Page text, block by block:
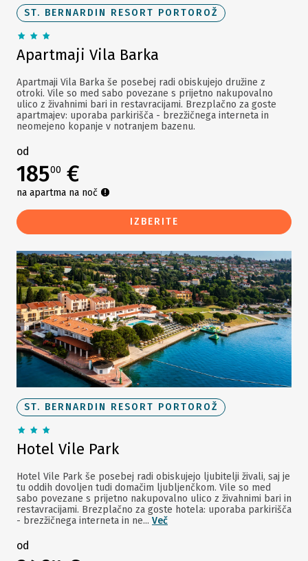
ST. BERNARDIN RESORT PORTOROŽ
Apartmaji Vila Barka
Apartmaji Vila Barka še posebej radi obiskujejo družine z
otroki. Vile so med sabo povezane s prijetno nakupovalno
ulico z živahnimi bari in restavracijami. Brezplačno za goste
apartmajev: uporaba parkirišča - brezžičnega interneta in
neomejeno kopanje v notranjem bazenu.
od
18500 €
na apartma na noč
IZBERITE
ST. BERNARDIN RESORT PORTOROŽ
Hotel Vile Park
Hotel Vile Park še posebej radi obiskujejo ljubitelji živali, saj je
tu oddih dovoljen tudi domačim ljubljenčkom. Vile so med
sabo povezane s prijetno nakupovalno ulico z živahnimi bari in
restavracijami. Brezplačno za goste hotela: uporaba parkirišča
- brezžičnega interneta in ne... Več
od